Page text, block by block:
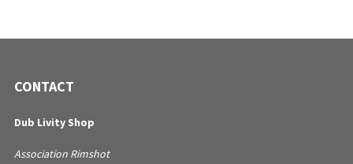
CONTACT
Dub Livity Shop
Association Rimshot